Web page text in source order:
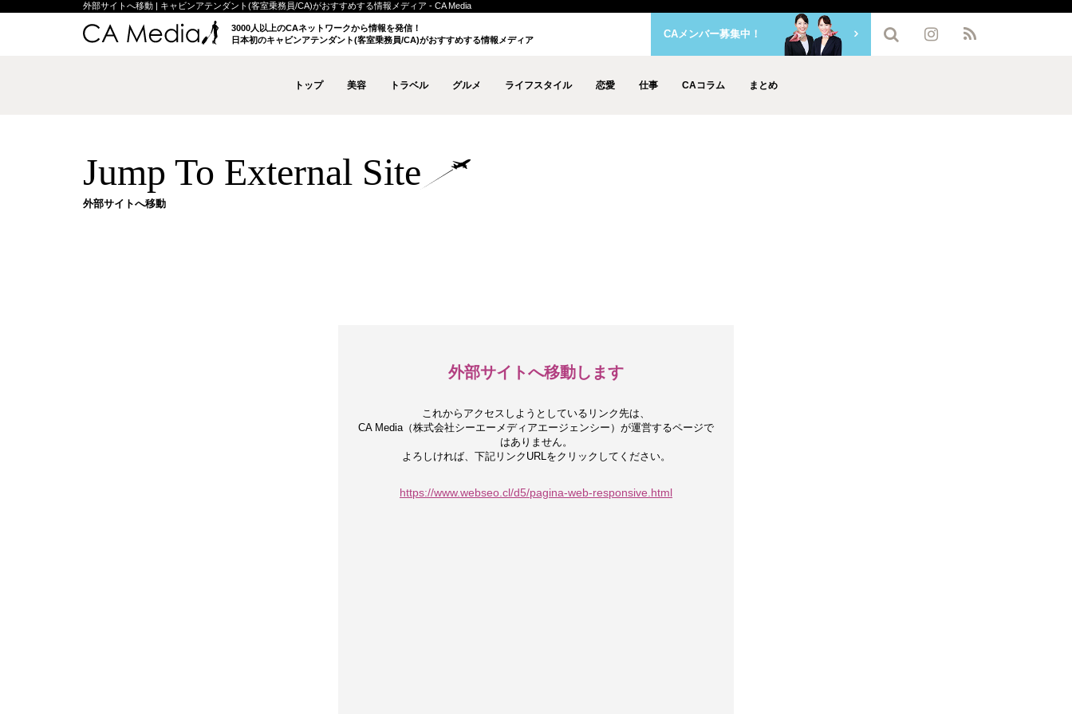
外部サイトへ移動 | キャビンアテンダント(客室乗務員/CA)がおすすめする情報メディア - CA Media
3000人以上のCAネットワークから情報を発信！
日本初のキャビンアテンダント(客室乗務員/CA)がおすすめする情報メディア
トップ 美容 トラベル グルメ ライフスタイル 恋愛 仕事 CAコラム まとめ
CAメンバー募集中！
Jump To External Site
外部サイトへ移動
外部サイトへ移動します
これからアクセスしようとしているリンク先は、
CA Media（株式会社シーエーメディアエージェンシー）が運営するページで
はありません。
よろしければ、下記リンクURLをクリックしてください。
https://www.webseo.cl/d5/pagina-web-responsive.html